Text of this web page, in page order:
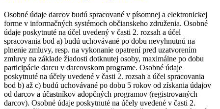
Osobné údaje darcov budú spracované v písomnej a elektronickej
forme v informačných systémoch občianskeho združenia. Osobné
údaje poskytnuté na účel uvedený v časti 2. rozsah a účel
spracovania bod a) budú uchovávané po dobu nevyhnutnú na
plnenie zmluvy, resp. na vykonanie opatrení pred uzatvorením
zmluvy na základe žiadosti dotknutej osoby, maximálne po dobu
participácie darcu v darcovskom programe. Osobné údaje
poskytnuté na účely uvedené v časti 2. rozsah a účel spracovania
bod b) až c) budú uchovávané po dobu 5 rokov od získania údajov
od darcov a účastníkov adopčných programov (registrovaných
darcov). Osobné údaje poskytnuté na účely uvedené v časti 2.